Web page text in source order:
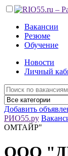
Вакансии
Резюме
Обучение
Новости
Личный
Добавить
РИО55.ру
ОМТАЙР"
ООО